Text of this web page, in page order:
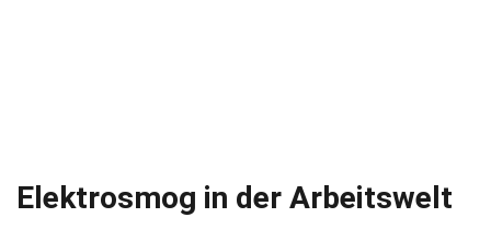
Elektrosmog in der Arbeitswelt